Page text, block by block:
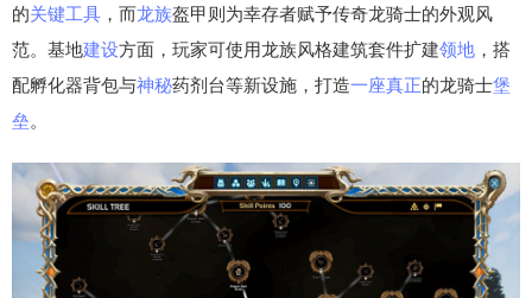
的关键工具 ，而龙族盔甲则为幸存者赋予传奇龙骑士的外观风
范。基地建设方面，玩家可使用龙族风格建筑套件扩建领地 ，搭
配孵化器背包与神秘药剂台等新设施，打造一座真正的龙骑士堡
垒。